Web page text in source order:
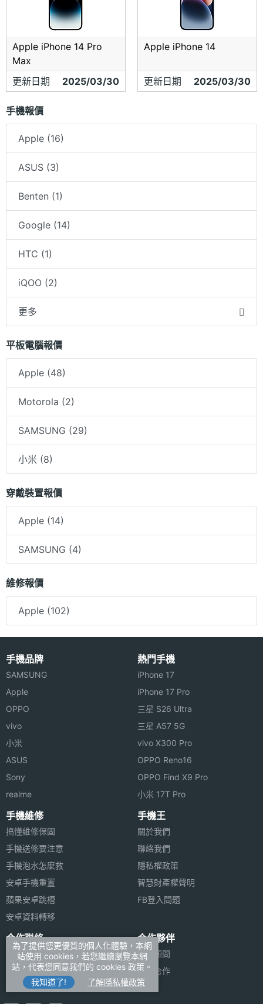
Apple iPhone 14 Pro
Max
更新日期
2025/03/30
Apple iPhone 14
更新日期 2025/03/30
手機報價
Apple (16)
ASUS (3)
Benten (1)
Google (14)
HTC (1)
iQOO (2)
更多
平板電腦報價
Apple (48)
Motorola (2)
SAMSUNG (29)
小米 (8)
穿戴裝置報價
Apple (14)
SAMSUNG (4)
維修報價
Apple (102)
手機品牌
SAMSUNG
Apple
OPPO
vivo
小米
ASUS
Sony
realme
熱門手機
iPhone 17
iPhone 17 Pro
三星 S26 Ultra
三星 A57 5G
vivo X300 Pro
OPPO Reno16
OPPO Find X9 Pro
小米 17T Pro
手機維修
搞懂維修保固
手機送修要注意
手機泡水怎麼救
安卓手機重置
蘋果安卓跳槽
安卓資料轉移
手機王
關於我們
聯絡我們
隱私權政策
智慧財產權聲明
FB登入問題
合作聯絡
廣告刊登
加入商店報價
新聞聯絡
合作夥伴
法律顧問
媒體合作
為了提供您更優質的個人化體驗，本網
站使用 cookies，若您繼續瀏覽本網
站，代表您同意我們的 cookies 政策。
我知道了!
了解隱私權政策